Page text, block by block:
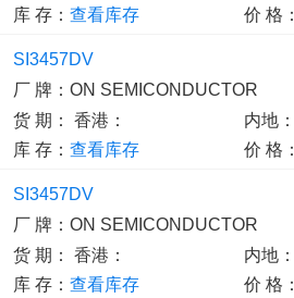
库 存： 查看库存 价 格：
SI3457DV
厂 牌： ON SEMICONDUCTOR
货 期：
香港：
内地：
库 存： 查看库存 价 格：
SI3457DV
厂 牌： ON SEMICONDUCTOR
货 期：
香港：
内地：
库 存： 查看库存 价 格：